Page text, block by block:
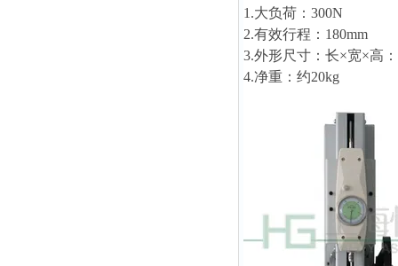
1.大负荷：300N
2.有效行程：180mm
3.外形尺寸：长×宽×高：
4.净重：约20kg